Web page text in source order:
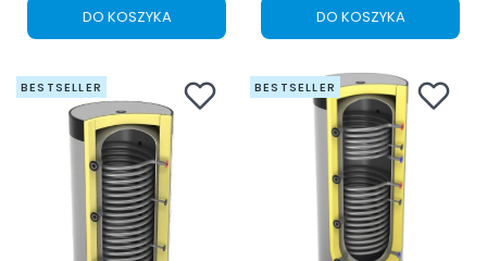
DO KOSZYKA DO KOSZYKA
BESTSELLER BESTSELLER